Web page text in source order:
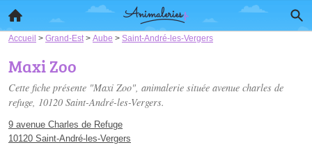
Accueil > Grand-Est > Aube > Saint-André-les-Vergers
Maxi Zoo
Cette fiche présente "Maxi Zoo", animalerie située avenue charles de
refuge, 10120 Saint-André-les-Vergers.
9 avenue Charles de Refuge
10120 Saint-André-les-Vergers